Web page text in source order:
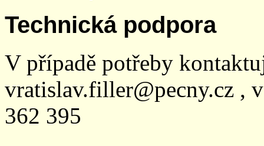
Technická podpora
V případě potřeby
vratislav.filler@pecny.cz ,
362 395